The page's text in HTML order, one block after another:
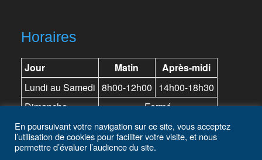
Horaires
Jour Matin
Après-midi
Lundi au Samedi 8h00-12h00 14h00-18h30
Dimanche
Fermé